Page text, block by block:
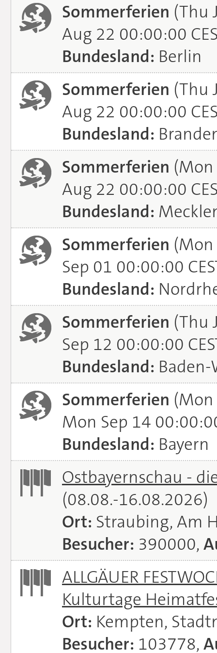
Sommerferien (Thu
Aug 22 00:00:00
Bundesland: Berlin
Sommerferien (Thu
Aug 22 00:00:00
Bundesland:
Sommerferien (Mon
Aug 22 00:00:00
Bundesland:
Sommerferien (Mon
Sep 01 00:00:00
Bundesland:
Sommerferien (Thu
Sep 12 00:00:00
Bundesland:
Sommerferien (Mon
Mon Sep 14
Bundesland: Bayern
Ostbayernschau -
(08.08.-16.08.2026)
Ort: Straubing, Am
Besucher: 390000,
ALLGÄUER
Kulturtage
Ort: Kempten,
Besucher: 103778,